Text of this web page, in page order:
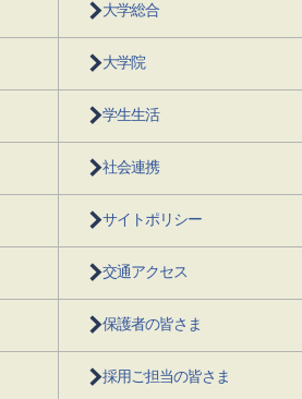
大学総合
大学院
学生生活
社会連携
サイトポリシー
交通アクセス
保護者の皆さま
採用ご担当の皆さま